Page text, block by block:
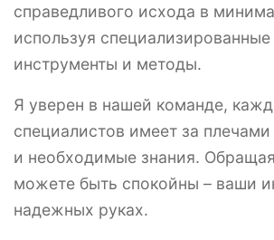
справедливого исхода в
используя
инструменты и методы.
Я уверен в нашей команде,
специалистов имеет за
и необходимые знания.
можете быть спокойны – ваши
надежных руках.